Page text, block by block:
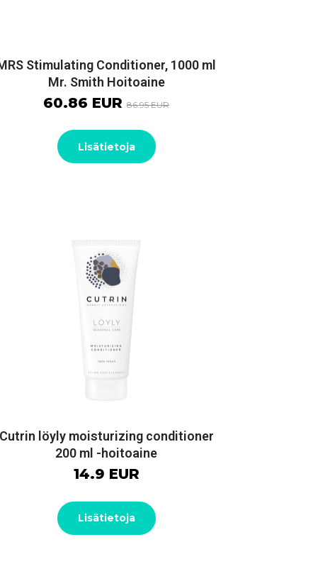
Stimulating Conditioner, 1000 ml
Mr. Smith Hoitoaine
60.86 EUR 86.95 EUR
Lisätietoja
Cutrin löyly moisturizing conditioner
200 ml -hoitoaine
14.9 EUR
Lisätietoja